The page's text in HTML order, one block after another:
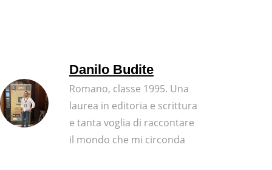
Danilo Budite
Romano, classe 1995. Una
laurea in editoria e scrittura
e tanta voglia di raccontare
il mondo che mi circonda